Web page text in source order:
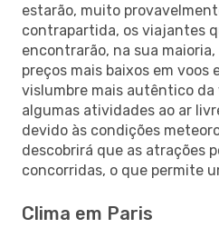
estarão, muito
contrapartida, os viajantes
encontrarão, na sua
preços mais baixos em voos
vislumbre mais autêntico da
algumas atividades ao ar
devido às condições
descobrirá que as atrações
concorridas, o que permite
Clima em Paris